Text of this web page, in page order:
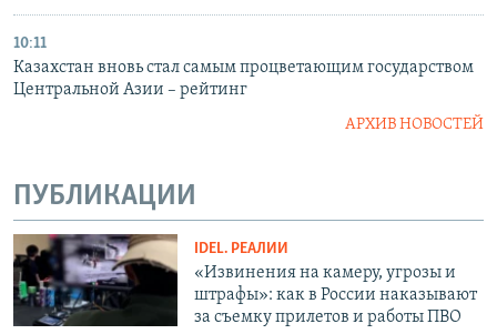
10:11
Казахстан вновь стал самым процветающим государством
Центральной Азии – рейтинг
АРХИВ НОВОСТЕЙ
ПУБЛИКАЦИИ
IDEL. РЕАЛИИ
«Извинения на камеру, угрозы и
штрафы»: как в России наказывают
за съемку прилетов и работы ПВО